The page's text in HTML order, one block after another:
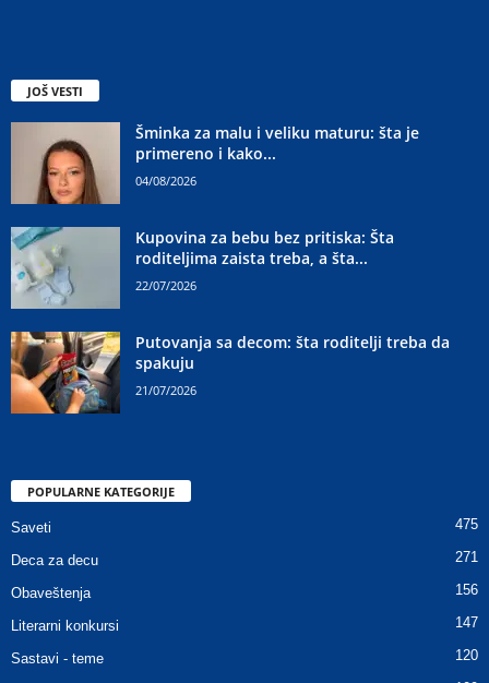
JOŠ VESTI
Šminka za malu i veliku maturu: šta je
primereno i kako...
04/08/2026
Kupovina za bebu bez pritiska: Šta
roditeljima zaista treba, a šta...
22/07/2026
Putovanja sa decom: šta roditelji treba da
spakuju
21/07/2026
POPULARNE KATEGORIJE
Saveti 475
Deca za decu 271
Obaveštenja 156
Literarni konkursi 147
Sastavi - teme 120